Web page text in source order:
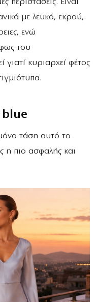
με λευκό, εκρού,
ενώ
του
γιατί κυριαρχεί φέτος
blue
τάση αυτό το
η πιο ασφαλής και